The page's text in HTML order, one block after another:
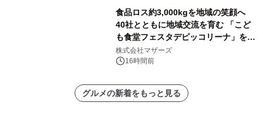
食品ロス約3,000kgを地域の笑顔へ
40社とともに地域交流を育む 「こど
も食堂フェスタデピッコリーナ」を9
月5日(土)開催
株式会社マザーズ
16時間前
グルメの新着をもっと見る